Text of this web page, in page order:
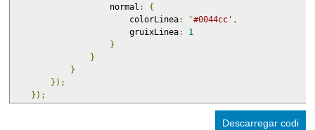
                    normal
:
{
                        colorLinea
: '#0044cc' ,
                        gruixLinea
:
1
}
}
}
});
});
Descarregar codi